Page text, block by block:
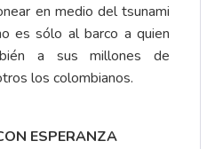
en medio del tsunami
es sólo al barco a quien
a sus millones de
los colombianos.
ESPERANZA